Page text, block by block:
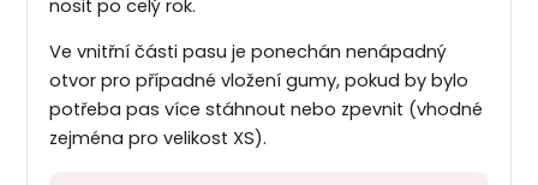
nosit po celý rok.
Ve vnitřní části pasu je ponechán nenápadný
otvor pro případné vložení gumy, pokud by bylo
potřeba pas více stáhnout nebo zpevnit (vhodné
zejména pro velikost XS).